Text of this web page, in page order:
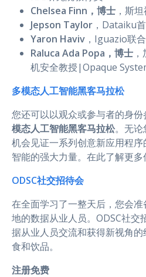
Chelsea Finn，博士 ，斯
Jepson Taylor ，Dataiku
Yaron Haviv ，Iguazio联
Raluca Ada Popa，博士
机安全教授|Opaque
多模态人工智能黑客马拉松
您还可以以观众或参与者的身
模态人工智能黑客马拉松。无论
机会见证一系列创意新应用程
智能的强大力量。在此了解更多
ODSC社交招待会
在全面学习了一整天后，您会
地的数据从业人员。ODSC社交
据从业人员交流和获得新视角
食和饮品。
注册免费